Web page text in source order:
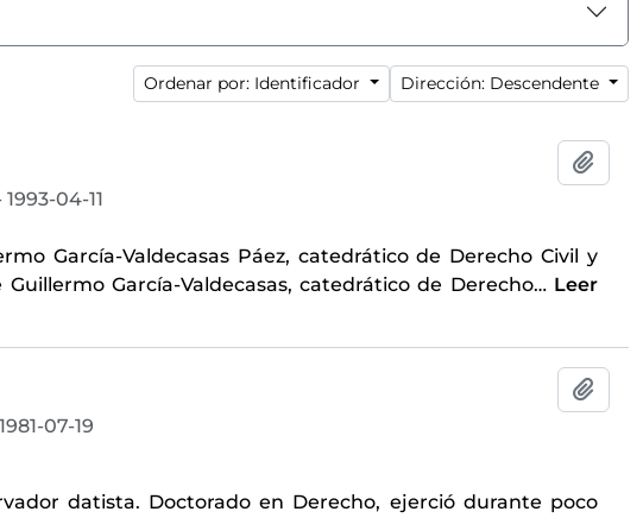
Ordenar por: Identificador Dirección: Descendente
04-11
García-Valdecasas Páez, catedrático de Derecho Civil y
García-Valdecasas, catedrático de Derecho… Leer
07-19
datista. Doctorado en Derecho, ejerció durante poco